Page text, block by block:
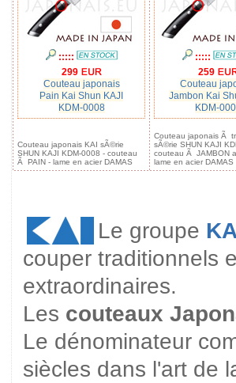
:::::
299
Couteau japonais
Pain Kai Shun KAJI
KDM-0008
Couteau japonais KAI sÃ©rie
SHUN KAJI KDM-0008 - couteau
Ã PAIN - lame en acier DAMAS
:::::
259
Couteau
Jambon Kai
KDM-
Couteau japonais Ã
sÃ©rie SHUN KAJI
couteau Ã JAMBON
lame en acier DAMAS
Le groupe
couper traditionnels
extraordinaires.
Les couteaux
Le dénominateur
siècles dans l'art de